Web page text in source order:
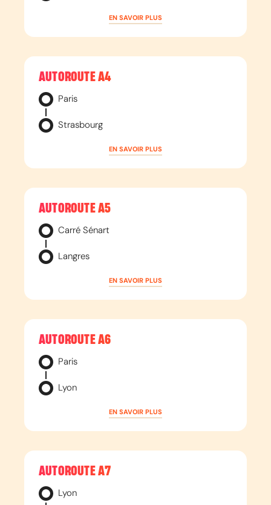
EN SAVOIR PLUS
AUTOROUTEA4
Paris
Strasbourg
EN SAVOIR PLUS
AUTOROUTEA5
Carré Sénart
Langres
EN SAVOIR PLUS
AUTOROUTEA6
Paris
Lyon
EN SAVOIR PLUS
AUTOROUTEA7
Lyon